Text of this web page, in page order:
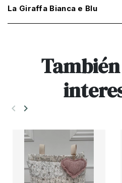
La Giraffa Bianca e Blu
Anterior
keyboard_arrow_left Siguiente
keyboard_arrow_right